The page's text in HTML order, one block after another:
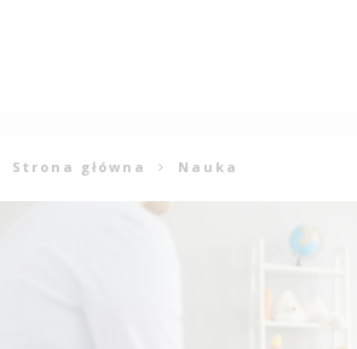
Strona główna Nauka